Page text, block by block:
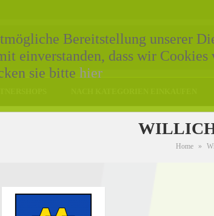
Home »
Bereitstellung unserer
einverstanden, dass wir Cookies
sie bitte hier